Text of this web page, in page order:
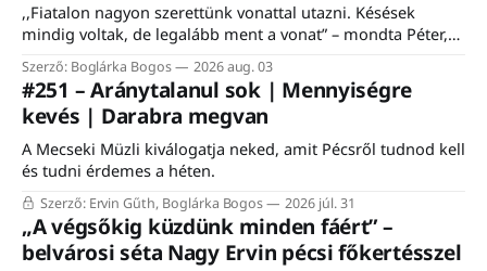
,,Fiatalon nagyon szerettünk vonattal utazni. Késések
mindig voltak, de legalább ment a vonat” – mondta Péter,
egy komlói nyugdíjas, aki felidézte, hogy a vasútnak mindig
is fontos szerepe volt a város életében. Éppen ezért nem is
csoda, hogy a komlói vasútállomáson közel ezerfős tömeg
gyűlt össze szombaton a Komló–Dombóvár-vasútvonal
Szerző: Boglárka Bogos 2026 aug. 03
#251 – Aránytalanul sok | Mennyiségre
kevés | Darabra megvan
A Mecseki Müzli kiválogatja neked, amit Pécsről tudnod kell
és tudni érdemes a héten.
Szerző: Ervin Gűth, Boglárka Bogos 2026 júl. 31
„A végsőkig küzdünk minden fáért” –
belvárosi séta Nagy Ervin pécsi főkertésszel